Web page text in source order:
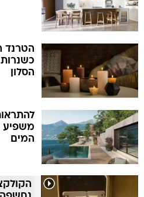
הטרנד
כשנרות
הסלון
משפיע
המים